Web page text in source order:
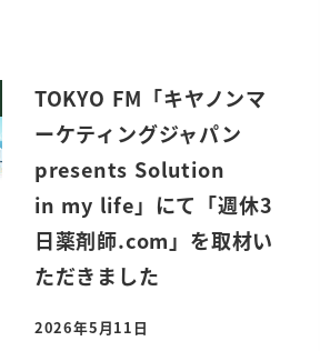
TOKYO FM「キヤノンマ
ーケティングジャパン
presents Solution
in my life」にて「週休3
日薬剤師.com」を取材い
ただきました
投稿日
2026年5月11日